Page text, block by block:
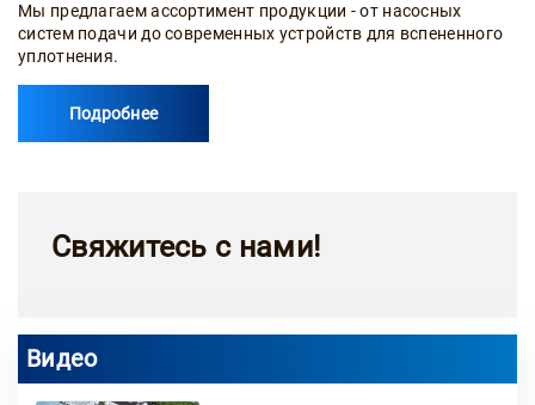
Мы предлагаем ассортимент продукции - от насосных
систем подачи до современных устройств для вспененного
уплотнения.
Подробнее
Свяжитесь с нами!
Видео